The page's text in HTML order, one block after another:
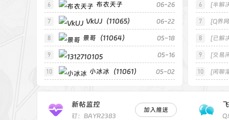
06-26
布衣天子
（11067） 06-22
VkUJ（11065）
05-18
景哥（11064）
05-16
1312710105（11062） 05-02
小冰冰（11061）
[半解
[Q界
[已解
[交易
[闲聊
新帖监控
钉：BAYR2383
加入推送